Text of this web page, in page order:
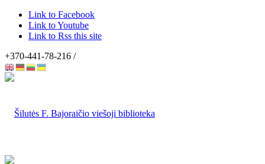
Link to Facebook
Link to Youtube
Link to Rss this site
+370-441-78-216 /